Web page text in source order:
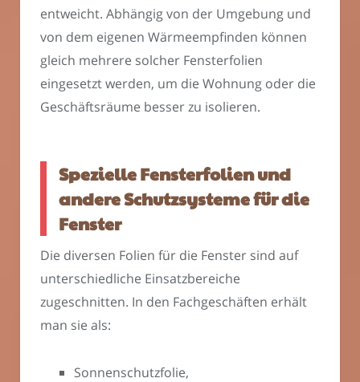
entweicht. Abhängig von der Umgebung und
von dem eigenen Wärmeempfinden können
gleich mehrere solcher Fensterfolien
eingesetzt werden, um die Wohnung oder die
Geschäftsräume besser zu isolieren.
Spezielle Fensterfolien und
andere Schutzsysteme für die
Fenster
Die diversen Folien für die Fenster sind auf
unterschiedliche Einsatzbereiche
zugeschnitten. In den Fachgeschäften erhält
man sie als:
Sonnenschutzfolie,